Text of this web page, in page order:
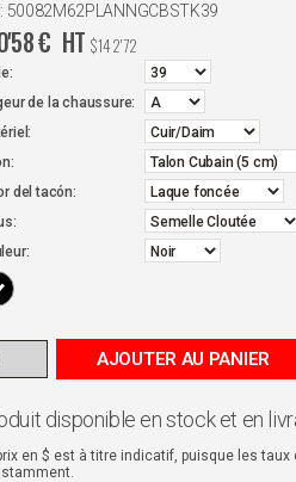
50082M62PLANNGCBSTK39
€ HT $142'72
de la chaussure:
del tacón:
AJOUTER AU PANIER
disponible en stock et en
en $ est à titre indicatif, puisque les